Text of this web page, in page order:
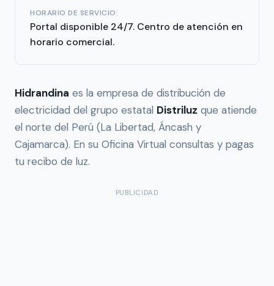
HORARIO DE SERVICIO:
Portal disponible 24/7. Centro de atención en
horario comercial.
Hidrandina es la empresa de distribución de
electricidad del grupo estatal Distriluz que atiende
el norte del Perú (La Libertad, Áncash y
Cajamarca). En su Oficina Virtual consultas y pagas
tu recibo de luz.
PUBLICIDAD